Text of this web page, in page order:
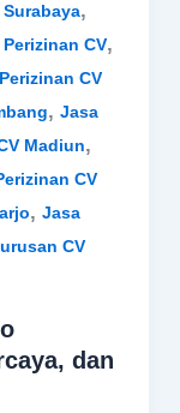
,
CV,
CV
, Jasa
Madiun,
CV
, Jasa
CV
dan